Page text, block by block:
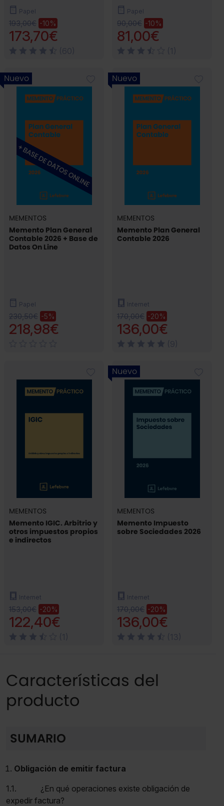
Papel
193,00€ -10%
173,70€
Papel
90,00€ -10%
81,00€
Nuevo
MEMENTOS
Memento Plan General
Contable 2026 + Base de
Datos On Line
Papel
230,50€ -5%
218,98€
Nuevo
MEMENTOS
Memento Plan General
Contable 2026
Internet
170,00€ -20%
136,00€
MEMENTOS
Memento IGIC. Arbitrio y
otros impuestos propios
e indirectos
Internet
153,00€ -20%
122,40€
Nuevo
MEMENTOS
Memento Impuesto
sobre Sociedades 2026
Internet
170,00€ -20%
136,00€
Características del
producto
SUMARIO
Obligación de emitir factura
1.1. ¿En qué operaciones existe obligación de
expedir factura?